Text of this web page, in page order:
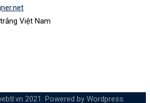
Việt Nam
2021. Powered by Wordpress.